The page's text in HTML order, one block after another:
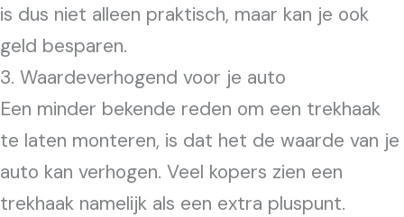
is dus niet alleen praktisch, maar kan je ook
geld besparen.
3. Waardeverhogend voor je auto
Een minder bekende reden om een trekhaak
te laten monteren, is dat het de waarde van je
auto kan verhogen. Veel kopers zien een
trekhaak namelijk als een extra pluspunt.